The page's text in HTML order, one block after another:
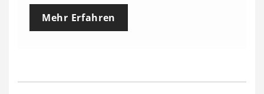
e
p
Mehr Erfahren